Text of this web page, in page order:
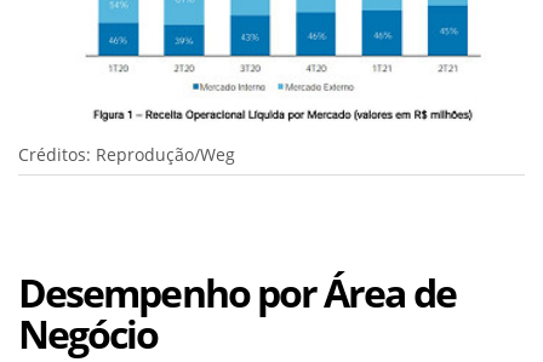
Créditos: Reprodução/Weg
Desempenho por Área de
Negócio